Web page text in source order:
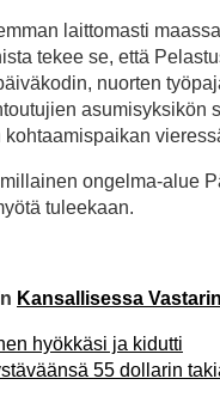
laittomasti
tekee se, että
nuorten
asumisyksikön
ongelma-alue
tuleekaan.
Kansallisessa
hyökkäsi ja kidutti
55 dollarin